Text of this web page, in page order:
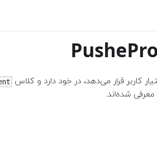
کاربر قرار می‌دهد، در خود دارد و کلاس
معرفی شده‌اند.